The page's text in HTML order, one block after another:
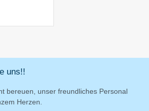
uns!!
bereuen, unser freundliches Personal
Herzen.